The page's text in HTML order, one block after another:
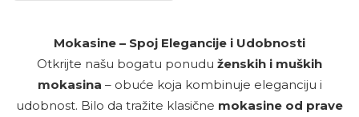
Mokasine – Spoj Elegancije i Udobnosti
Otkrijte našu bogatu ponudu ženskih i muških
mokasina – obuće koja kombinuje eleganciju i
udobnost. Bilo da tražite klasične mokasine od prave